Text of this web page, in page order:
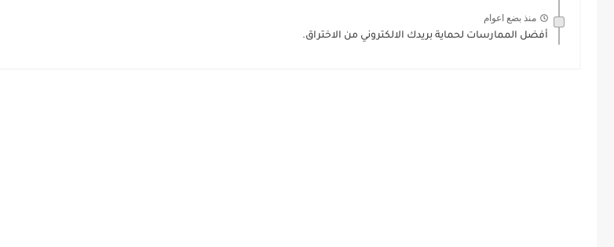
منذ بضع اعوام
أفضل الممارسات لحماية بريدك الالكتروني من الاختراق.